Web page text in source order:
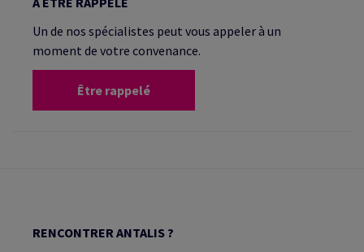
Un de nos spécialistes peut vous appeler à un
moment de votre convenance.
Être rappelé
RENCONTRER ANTALIS ?